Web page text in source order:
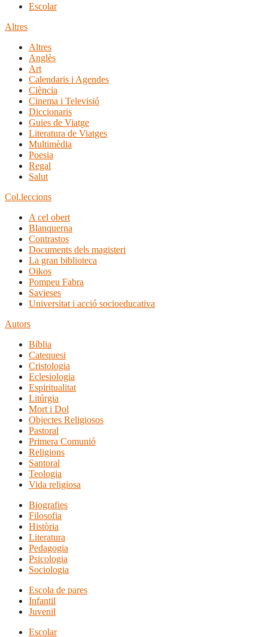
Escolar
Altres
Altres
Anglès
Art
Calendaris i Agendes
Ciència
Cinema i Televisió
Diccionaris
Guies de Viatge
Literatura de Viatges
Multimèdia
Poesia
Regal
Salut
Col.leccions
A cel obert
Blanquerna
Contrastos
Documents dels magisteri
La gran biblioteca
Oikos
Pompeu Fabra
Savieses
Universitat i acció socioeducativa
Autors
Bíblia
Catequesi
Cristologia
Eclesiologia
Espiritualitat
Litúrgia
Mort i Dol
Objectes Religiosos
Pastoral
Primera Comunió
Religions
Santoral
Teologia
Vida religiosa
Biografies
Filosofia
Història
Literatura
Pedagogia
Psicologia
Sociologia
Escola de pares
Infantil
Juvenil
Escolar